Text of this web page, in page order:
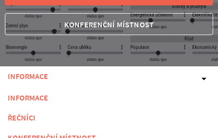
KONFERENČNÍ MÍSTNOST
INFORMACE
INFORMACE
ŘEČNÍCI